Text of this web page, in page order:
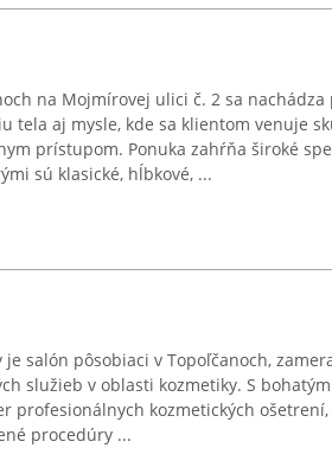
na Mojmírovej ulici č. 2 sa
tela aj mysle, kde sa klientom venuje
prístupom. Ponuka zahŕňa široké
sú klasické, hĺbkové, ...
je salón pôsobiaci v Topoľčanoch,
služieb v oblasti kozmetiky. S
profesionálnych kozmetických
procedúry ...